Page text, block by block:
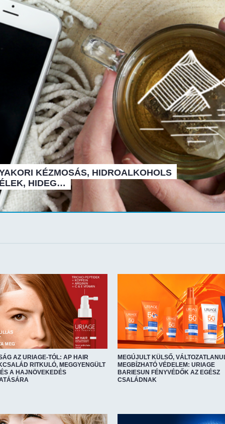
KÉZMOSÁS, HIDROALKOHOLS
HIDEG…
AZ URIAGE-TÓL: AP HAIR
RITKULÓ, MEGGYENGÜLT
A HAJNÖVEKEDÉS
MEGÚJULT KÜLSŐ,
MEGBÍZHATÓ VÉDELEM: URIAGE
BARIESUN FÉNYVÉDŐK AZ EGÉSZ
CSALÁDNAK